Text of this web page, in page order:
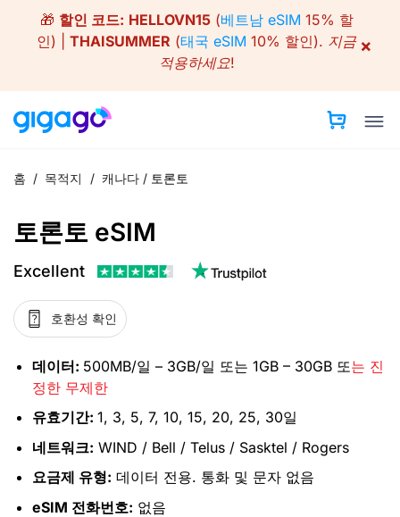
content
🎁 할인 코드: HELLOVN15(베트남 eSIM 15% 할
인) | THAISUMMER (태국 eSIM 10% 할인). 지금
적용하세요!
×
홈 / 목적지 / 캐나다 / 토론토
토론토 eSIM
Excellent
호환성 확인
데이터: 500MB/일 – 3GB/일 또는 1GB – 30GB 또는 진
정한 무제한
유효기간: 1, 3, 5, 7, 10, 15, 20, 25, 30일
네트워크: WIND / Bell / Telus / Sasktel / Rogers
요금제 유형: 데이터 전용. 통화 및 문자 없음
eSIM 전화번호: 없음